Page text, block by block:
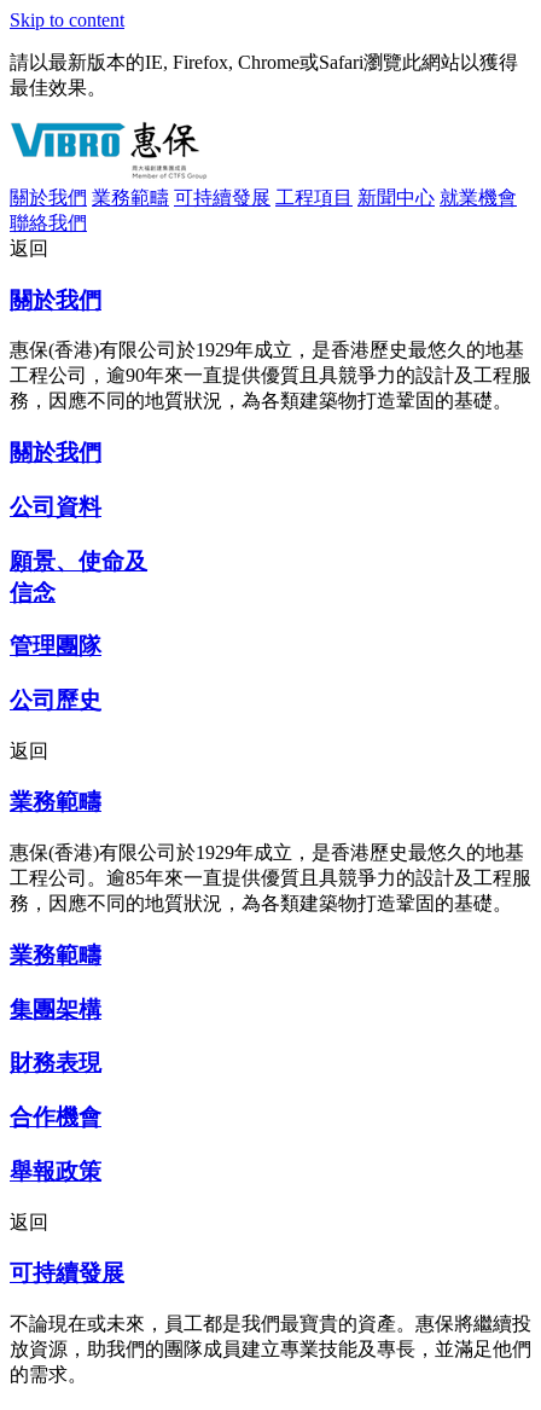
Skip to content
請以最新版本的IE, Firefox, Chrome或Safari瀏覽此網站以獲得
最佳效果。
關於我們 業務範疇 可持續發展 工程項目 新聞中心 就業機會
聯絡我們
返回
關於我們
惠保(香港)有限公司於1929年成立，是香港歷史最悠久的地基
工程公司，逾90年來一直提供優質且具競爭力的設計及工程服
務，因應不同的地質狀況，為各類建築物打造鞏固的基礎。
關於我們
公司資料
願景、使命及
信念
管理團隊
公司歷史
返回
業務範疇
惠保(香港)有限公司於1929年成立，是香港歷史最悠久的地基
工程公司。逾85年來一直提供優質且具競爭力的設計及工程服
務，因應不同的地質狀況，為各類建築物打造鞏固的基礎。
業務範疇
集團架構
財務表現
合作機會
舉報政策
返回
可持續發展
不論現在或未來，員工都是我們最寶貴的資產。惠保將繼續投
放資源，助我們的團隊成員建立專業技能及專長，並滿足他們
的需求。